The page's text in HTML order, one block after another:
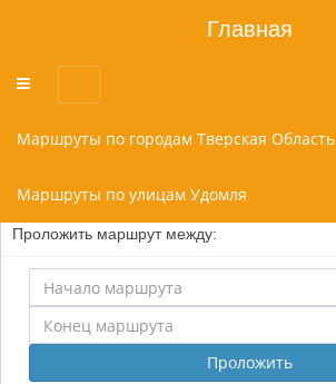
Главная
Переключатель
меню
Маршруты по городам Тверская Область
Маршруты по улицам Удомля
Проложить маршрут между:
Проложить